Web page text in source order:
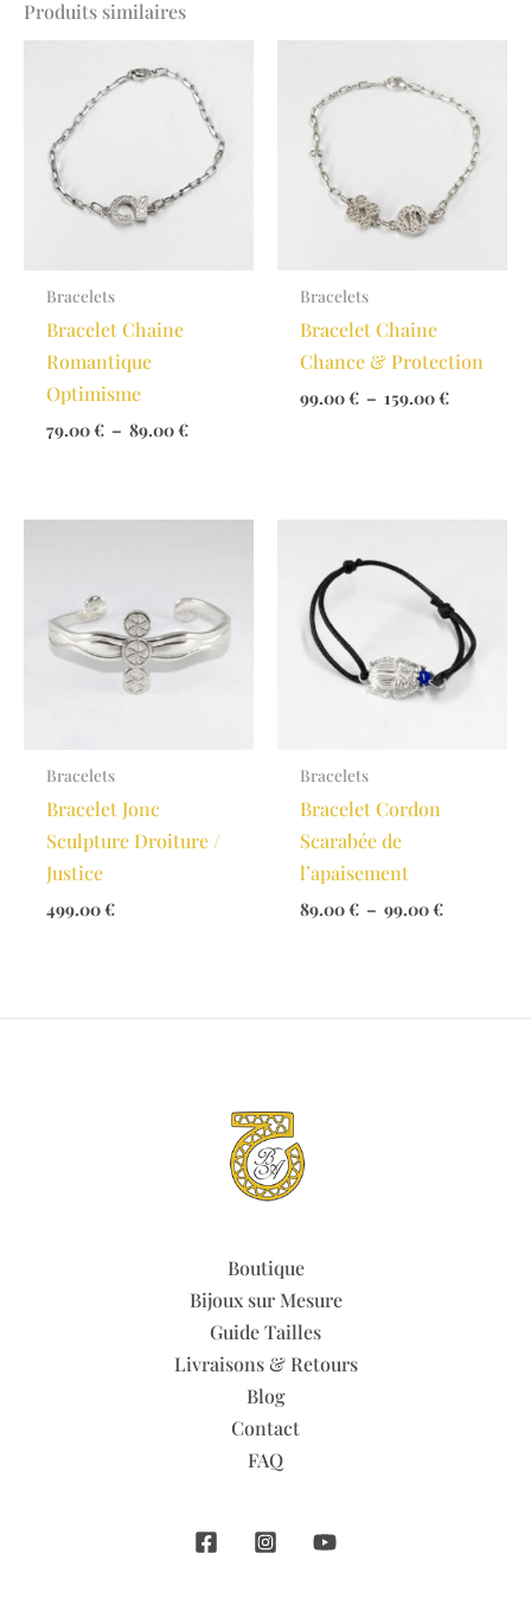
Produits similaires
Bracelets
Bracelet Chaine
Romantique
Optimisme
79.00€ – 89.00€Plage
à
Bracelets
Bracelet Chaine
Chance & Protection
99.00€ – 159.00€Plage
Bracelets
Bracelet Jonc
Sculpture Droiture /
Justice
499.00€
Bracelets
Bracelet Cordon
Scarabée de
l’apaisement
89.00€ – 99.00€Plage
99.00 €
Boutique
Bijoux sur Mesure
Guide Tailles
Livraisons & Retours
Blog
Contact
FAQ